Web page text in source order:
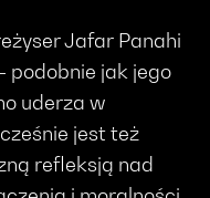
Jafar Panahi
podobnie jak jego
uderza w
jest też
refleksją nad